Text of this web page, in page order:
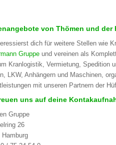
von Thömen und
dich für weitere Stellen wie
Gruppe und vereinen als
Kranlogistik, Vermietung, Spedition
LKW, Anhängern und Maschinen,
mit unseren Partnern der
uns auf deine
Gruppe
26
Hamburg